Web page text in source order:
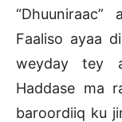
Faaliso ayaa
weyday tey
Haddase ma
baroordiiq ku